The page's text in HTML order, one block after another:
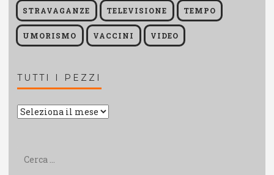
STRAVAGANZE TELEVISIONE TEMPO
UMORISMO VACCINI VIDEO
TUTTI I PEZZI
Tutti